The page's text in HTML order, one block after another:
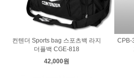
컨텐더 Sports bag 스포츠백 라지
더플백 CGE-818
42,000원
CPB-